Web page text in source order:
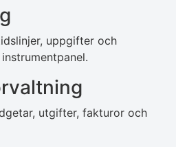
uppgifter och
utgifter, fakturor och